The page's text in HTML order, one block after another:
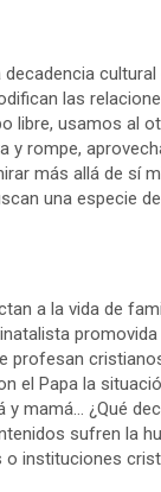
las
libre, usamos al
rompe,
más allá de sí
una especie
a la vida de
profesan
el Papa la
mamá… ¿Qué
sufren la
instituciones